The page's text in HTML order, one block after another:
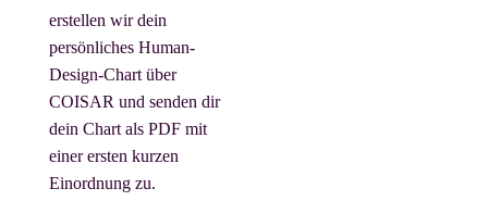
erstellen wir dein
persönliches Human-
Design-Chart über
COISAR und senden dir
dein Chart als PDF mit
einer ersten kurzen
Einordnung zu.